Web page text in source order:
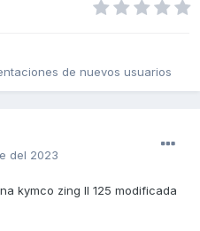
de nuevos usuarios
del 2023
kymco zing II 125 modificada